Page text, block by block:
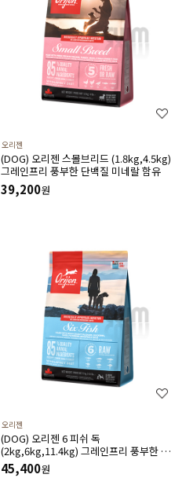
오리젠
(DOG) 오리젠 스몰브리드 (1.8kg,4.5kg)
그레인프리 풍부한 단백질 미네랄 함유
39,200원
오리젠
(DOG) 오리젠 6 피쉬 독
(2kg,6kg,11.4kg) 그레인프리 풍부한 단
백질 미네랄 함유
45,400원